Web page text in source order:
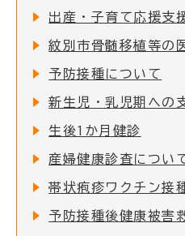
予防接種について
新生児・乳児期への
生後1か月健診
産婦健康診査につい
予防接種後健康被害